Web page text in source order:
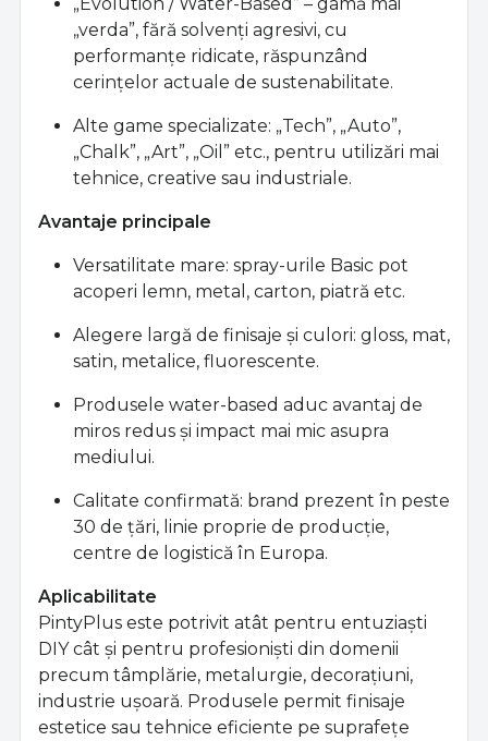
„Evolution / Water-Based” – gamă mai
„verda”, fără solvenţi agresivi, cu
performanţe ridicate, răspunzând
cerinţelor actuale de sustenabilitate.
Alte game specializate: „Tech”, „Auto”,
„Chalk”, „Art”, „Oil” etc., pentru utilizări mai
tehnice, creative sau industriale.
Avantaje principale
Versatilitate mare: spray-urile Basic pot
acoperi lemn, metal, carton, piatră etc.
Alegere largă de finisaje şi culori: gloss, mat,
satin, metalice, fluorescente.
Produsele water-based aduc avantaj de
miros redus şi impact mai mic asupra
mediului.
Calitate confirmată: brand prezent în peste
30 de ţări, linie proprie de producţie,
centre de logistică în Europa.
Aplicabilitate
PintyPlus este potrivit atât pentru entuziaşti
DIY cât şi pentru profesionişti din domenii
precum tâmplărie, metalurgie, decoraţiuni,
industrie uşoară. Produsele permit finisaje
estetice sau tehnice eficiente pe suprafeţe